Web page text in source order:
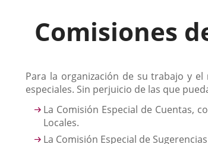
Comisiones
Descripción
Para la organización de su trabajo y
especiales. Sin perjuicio de las que
La Comisión Especial de Cuentas,
Locales.
La Comisión Especial de